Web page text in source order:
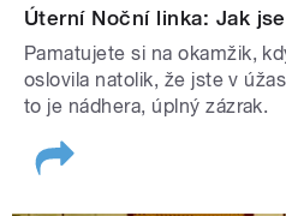
Úterní Noční linka: Jak
Pamatujete si na okamžik,
oslovila natolik, že jste v
to je nádhera, úplný zázrak.